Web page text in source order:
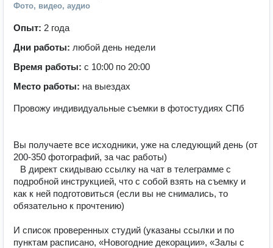
Фото, видео, аудио
Опыт: 2 года
Дни работы: любой день недели
Время работы: с 10:00 по 20:00
Место работы: на выездах
Провожу индивидуальные съемки в фотостудиях СПб ⠀
Вы получаете все исходники, уже на следующий день (от
200-350 фотографий, за час работы) ⠀ ⠀
⠀В директ скидываю ссылку на чат в телеграмме с
подробной инструкцией, что с собой взять на съемку и
как к ней подготовиться (если вы не снимались, то
обязательно к прочтению) ⠀ ⠀
И список проверенных студий (указаны ссылки и по
пунктам расписано, «Новогодние декорации», «Залы с